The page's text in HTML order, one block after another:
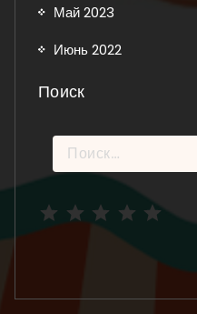
Май 2023
Июнь 2022
Поиск
Найти: